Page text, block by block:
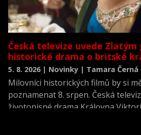
Česká televize uvede Zlatým
historické drama o britské
5. 8. 2026 | Novinky | Tamara Černá
Milovníci historických filmů by si
poznamenat 8. srpen. Česká
životopisné drama Královna